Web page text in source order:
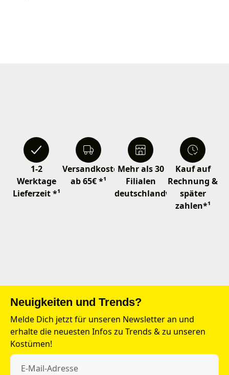
1-2
Werktage
Lieferzeit *¹
Versandkostenfrei
ab 65€ *¹
Mehr als 30
Filialen
deutschlandweit
Kauf auf
Rechnung &
später
zahlen*¹
Neuigkeiten und Trends?
Melde Dich jetzt für unseren Newsletter an und
erhalte die neuesten Infos zu Trends & zu unseren
Kostümen!